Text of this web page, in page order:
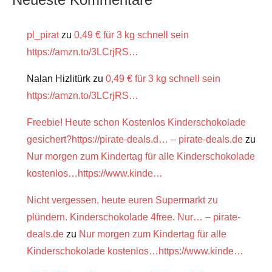
pl_piratzu 0,49 € für 3 kg schnell sein
https://amzn.to/3LCrjRS…
Nalan Hizlitürk zu 0,49 € für 3 kg schnell sein
https://amzn.to/3LCrjRS…
Freebie! Heute schon Kostenlos Kinderschokolade
gesichert?https://pirate-deals.d… – pirate-deals.de zu
Nur morgen zum Kindertag für alle Kinderschokolade
kostenlos…https://www.kinde…
Nicht vergessen, heute euren Supermarkt zu
plündern. Kinderschokolade 4free. Nur… – pirate-
deals.de zu Nur morgen zum Kindertag für alle
Kinderschokolade kostenlos…https://www.kinde…